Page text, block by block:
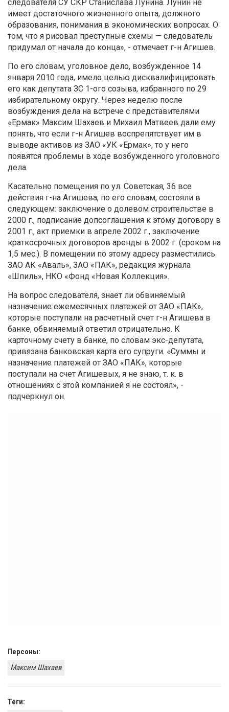
следователя СУ СКР Станислава Лунина. Лунин не
имеет достаточного жизненного опыта, должного
образования, понимания в экономических вопросах. О
том, что я рисовал преступные схемы — следователь
придумал от начала до конца», - отмечает г-н Агишев.
По его словам, уголовное дело, возбужденное 14
января 2010 года, имело целью дисквалифицировать
его как депутата ЗС 1-ого созыва, избранного по 29
избирательному округу. Через неделю после
возбуждения дела на встрече с представителями
«Ермак» Максим Шахаев и Михаил Матвеев дали ему
понять, что если г-н Агишев воспрепятствует им в
выводе активов из ЗАО «УК «Ермак», то у него
появятся проблемы в ходе возбужденного уголовного
дела.
Касательно помещения по ул. Советская, 36 все
действия г-на Агишева, по его словам, состояли в
следующем: заключение о долевом строительстве в
2000 г., подписание допсоглашения к этому договору в
2001 г., акт приемки в апреле 2002 г., заключение
краткосрочных договоров аренды в 2002 г. (сроком на
1,5 мес.). В помещении по этому адресу разместились
ЗАО АК «Аваль», ЗАО «ПАК», редакция журнала
«Шпиль», НКО «Фонд «Новая Коллекция».
На вопрос следователя, знает ли обвиняемый
назначение ежемесячных платежей от ЗАО «ПАК»,
которые поступали на расчетный счет г-н Агишева в
банке, обвиняемый ответил отрицательно. К
карточному счету в банке, по словам экс-депутата,
привязана банковская карта его супруги. «Суммы и
назначение платежей от ЗАО «ПАК», которые
поступали на счет Агишевых, я не знаю, т. к. в
отношениях с этой компанией я не состоял», -
подчеркнул он.
Персоны:
Максим Шахаев
Теги: